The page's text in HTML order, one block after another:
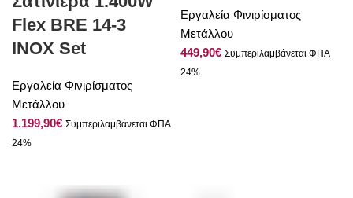
Flex BRE 14-3
INOX Set
Εργαλεία Φινιρίσματος
Μετάλλου
€
Εργαλεία Φινιρίσματος
Μετάλλου
€